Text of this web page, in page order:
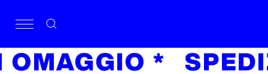
È IN OMAGGIO *